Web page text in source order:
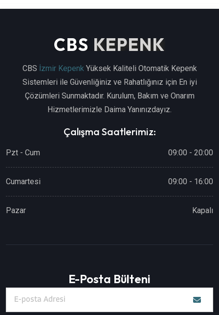
CBS KEPENK
CBS İzmir KepenkYüksek Kaliteli Otomatik Kepenk
Sistemleri ile Güvenliğiniz ve Rahatlığınız için En iyi
Çözümleri Sunmaktadır. Kurulum, Bakım ve Onarım
Hizmetlerimizle Daima Yanınızdayız.
Çalışma Saatlerimiz:
Pzt - Cum 09:00 - 20:00
Cumartesi 09:00 - 16:00
Pazar Kapalı
E-Posta Bülteni